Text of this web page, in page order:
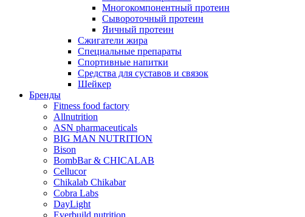
Многокомпонентный протеин
Сывороточный протеин
Яичный протеин
Сжигатели жира
Специальные препараты
Спортивные напитки
Средства для суставов и связок
Шейкер
Бренды
Fitness food factory
Allnutrition
ASN pharmaceuticals
BIG MAN NUTRITION
Bison
BombBar & CHICALAB
Cellucor
Chikalab Chikabar
Cobra Labs
DayLight
Everbuild nutrition